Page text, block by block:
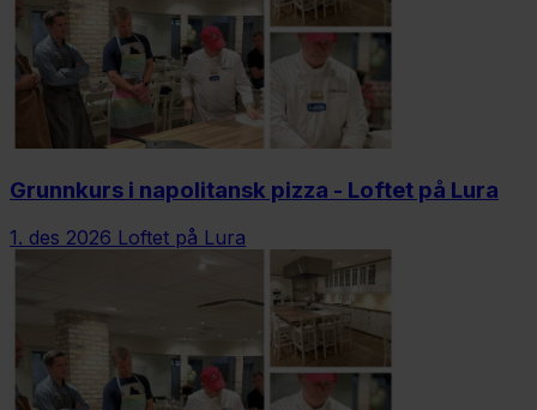
Grunnkurs i napolitansk pizza - Loftet på Lura
1. des 2026 Loftet på Lura